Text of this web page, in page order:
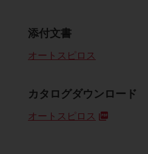
添付文書
オートスピロス
カタログダウンロード
オートスピロス